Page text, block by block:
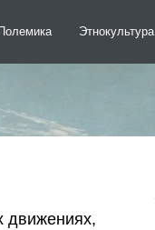
Полемика Этнокультура
движениях,